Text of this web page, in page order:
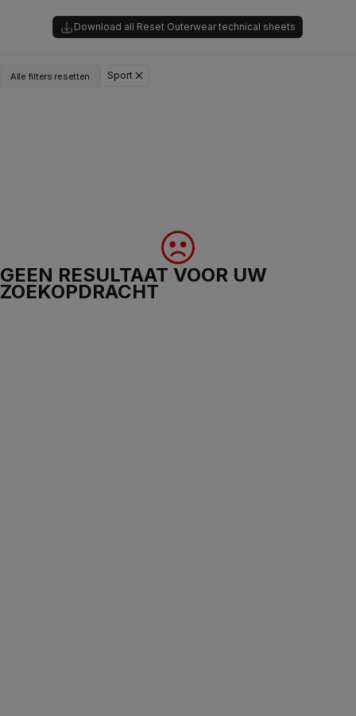
Download all Reset Outerwear technical sheets
Alle filters resetten Sport
GEEN RESULTAAT VOOR UW
ZOEKOPDRACHT